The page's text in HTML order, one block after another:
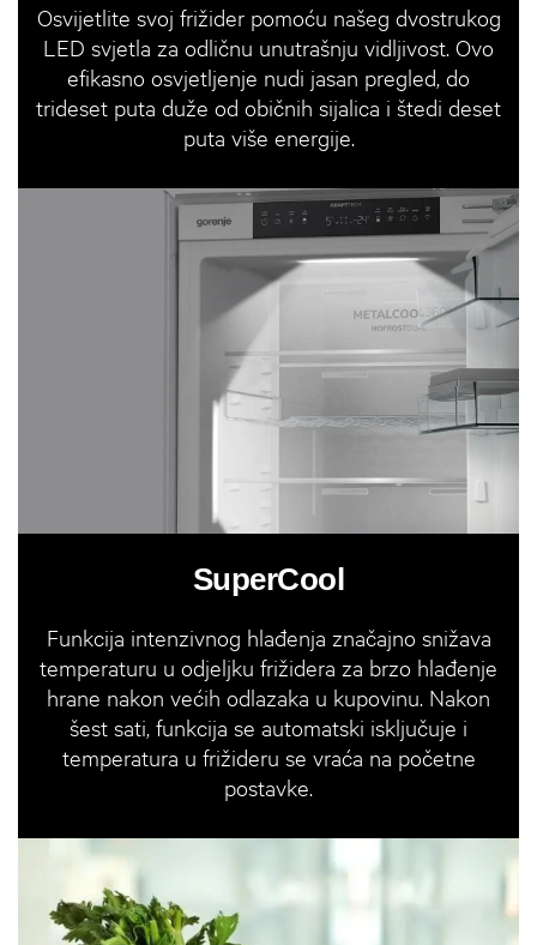
Osvijetlite svoj frižider pomoću našeg dvostrukog
LED svjetla za odličnu unutrašnju vidljivost. Ovo
efikasno osvjetljenje nudi jasan pregled, do
trideset puta duže od običnih sijalica i štedi deset
puta više energije.
SuperCool
Funkcija intenzivnog hlađenja značajno snižava
temperaturu u odjeljku frižidera za brzo hlađenje
hrane nakon većih odlazaka u kupovinu. Nakon
šest sati, funkcija se automatski isključuje i
temperatura u frižideru se vraća na početne
postavke.